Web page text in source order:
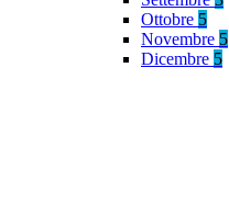
Ottobre 5
Novembre 5
Dicembre 5